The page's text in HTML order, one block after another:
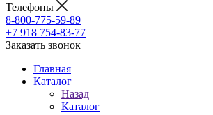
Телефоны
8-800-775-59-89
+7 918 754-83-77
Заказать звонок
Главная
Каталог
Назад
Каталог